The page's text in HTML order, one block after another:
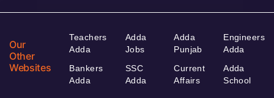
Our
Other
Websites
Teachers
Adda
Bankers
Adda
Adda
Jobs
SSC
Adda
Adda
Punjab
Current
Affairs
Engineers
Adda
Adda
School